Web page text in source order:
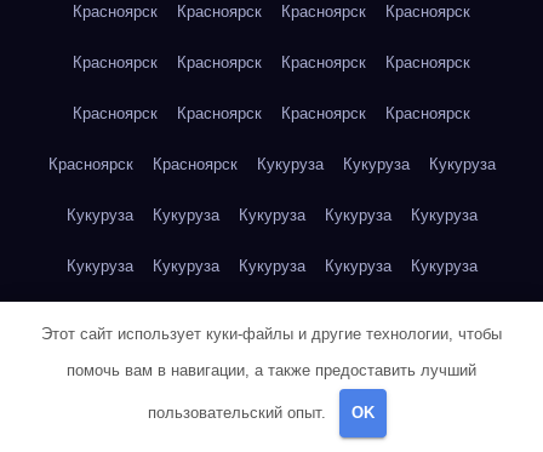
Красноярск Красноярск Красноярск Красноярск
Красноярск Красноярск Красноярск Красноярск
Красноярск Красноярск Красноярск Красноярск
Красноярск Красноярск Кукуруза Кукуруза Кукуруза
Кукуруза Кукуруза Кукуруза Кукуруза Кукуруза
Кукуруза Кукуруза Кукуруза Кукуруза Кукуруза
Куриная грудка Куриная грудка Куриная грудка
Куриная грудка Куриная грудка Куриная грудка
Этот сайт использует куки-файлы и другие технологии, чтобы
помочь вам в навигации, а также предоставить лучший
пользовательский опыт. OK